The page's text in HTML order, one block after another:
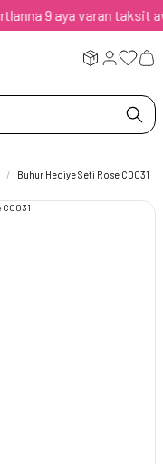
9 aya varan taksit
Buhur Hediye Seti Rose C0031